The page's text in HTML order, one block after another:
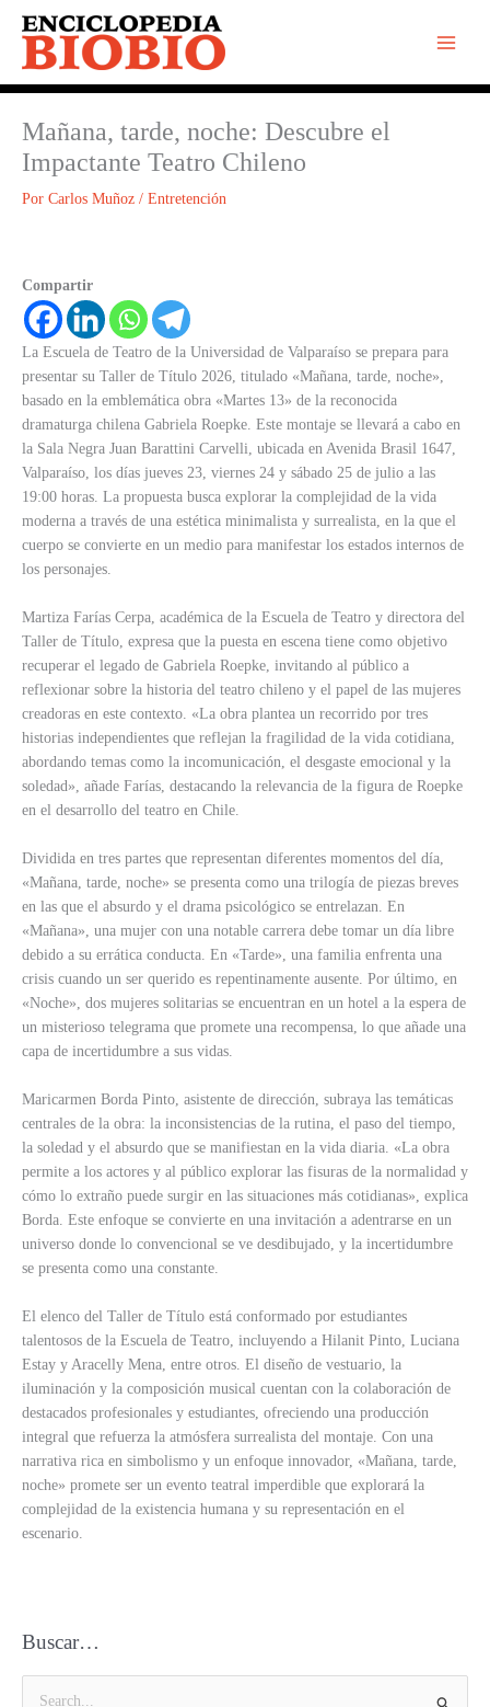
contenido
Mañana, tarde, noche: Descubre el
Impactante Teatro Chileno
Por Carlos Muñoz / Entretención
Compartir
La Escuela de Teatro de la Universidad de Valparaíso se prepara para
presentar su Taller de Título 2026, titulado «Mañana, tarde, noche»,
basado en la emblemática obra «Martes 13» de la reconocida
dramaturga chilena Gabriela Roepke. Este montaje se llevará a cabo en
la Sala Negra Juan Barattini Carvelli, ubicada en Avenida Brasil 1647,
Valparaíso, los días jueves 23, viernes 24 y sábado 25 de julio a las
19:00 horas. La propuesta busca explorar la complejidad de la vida
moderna a través de una estética minimalista y surrealista, en la que el
cuerpo se convierte en un medio para manifestar los estados internos de
los personajes.
Martiza Farías Cerpa, académica de la Escuela de Teatro y directora del
Taller de Título, expresa que la puesta en escena tiene como objetivo
recuperar el legado de Gabriela Roepke, invitando al público a
reflexionar sobre la historia del teatro chileno y el papel de las mujeres
creadoras en este contexto. «La obra plantea un recorrido por tres
historias independientes que reflejan la fragilidad de la vida cotidiana,
abordando temas como la incomunicación, el desgaste emocional y la
soledad», añade Farías, destacando la relevancia de la figura de Roepke
en el desarrollo del teatro en Chile.
Dividida en tres partes que representan diferentes momentos del día,
«Mañana, tarde, noche» se presenta como una trilogía de piezas breves
en las que el absurdo y el drama psicológico se entrelazan. En
«Mañana», una mujer con una notable carrera debe tomar un día libre
debido a su errática conducta. En «Tarde», una familia enfrenta una
crisis cuando un ser querido es repentinamente ausente. Por último, en
«Noche», dos mujeres solitarias se encuentran en un hotel a la espera de
un misterioso telegrama que promete una recompensa, lo que añade una
capa de incertidumbre a sus vidas.
Maricarmen Borda Pinto, asistente de dirección, subraya las temáticas
centrales de la obra: la inconsistencias de la rutina, el paso del tiempo,
la soledad y el absurdo que se manifiestan en la vida diaria. «La obra
permite a los actores y al público explorar las fisuras de la normalidad y
cómo lo extraño puede surgir en las situaciones más cotidianas», explica
Borda. Este enfoque se convierte en una invitación a adentrarse en un
universo donde lo convencional se ve desdibujado, y la incertidumbre
se presenta como una constante.
El elenco del Taller de Título está conformado por estudiantes
talentosos de la Escuela de Teatro, incluyendo a Hilanit Pinto, Luciana
Estay y Aracelly Mena, entre otros. El diseño de vestuario, la
iluminación y la composición musical cuentan con la colaboración de
destacados profesionales y estudiantes, ofreciendo una producción
integral que refuerza la atmósfera surrealista del montaje. Con una
narrativa rica en simbolismo y un enfoque innovador, «Mañana, tarde,
noche» promete ser un evento teatral imperdible que explorará la
complejidad de la existencia humana y su representación en el
escenario.
Buscar…